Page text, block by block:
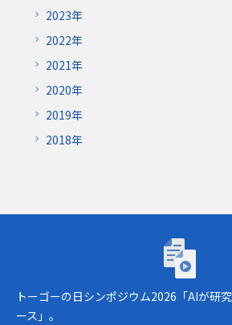
2023年
2022年
2021年
2020年
2019年
2018年
トーゴーの日シンポジウ
トーゴーの日シンポジウム2026「AIが研
ース」。